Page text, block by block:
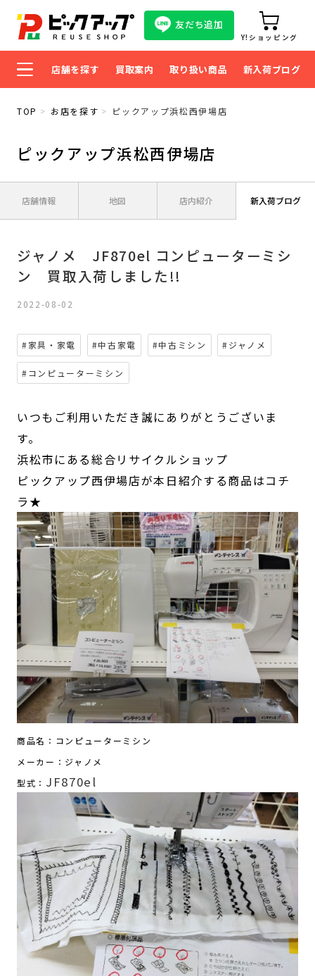
友だち追加
Y!ショッピング
店舗を探す 買取案内 取り扱い商品 新入荷ブログ
TOP お店を探す ピックアップ浜松西伊場店
ピックアップ浜松西伊場店
店舗情報 地図 店内紹介 新入荷ブログ
ジャノメ JF870el コンピューターミシ
ン 買取入荷しました!!
2022-08-02
#家具・家電 #中古家電 #中古ミシン #ジャノメ
#コンピューターミシン
いつもご利用いただき誠にありがとうございま
す。
浜松市にある総合リサイクルショップ
ピックアップ西伊場店が本日紹介する商品はコチ
ラ★
商品名：コンピューターミシン
メーカー：ジャノメ
型式： JF870el